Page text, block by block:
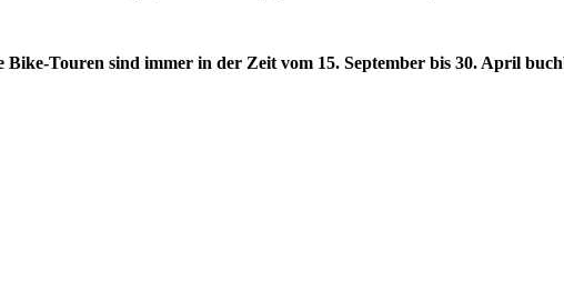
Bike-Touren sind immer in der Zeitvom 15. September bis 30. April